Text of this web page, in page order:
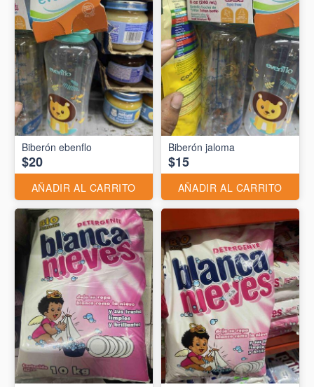
Biberón ebenflo
$20
AÑADIR AL CARRITO
Biberón jaloma
$15
AÑADIR AL CARRITO